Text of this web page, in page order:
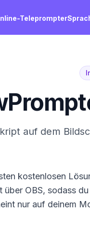
Teleprompter
auf dem
kostenlosen
OBS, sodass
nur auf deinem